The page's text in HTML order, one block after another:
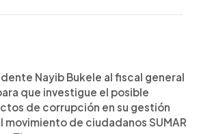
artículoNayib Bukele al fiscal general
que investigue el posible
de corrupción en su gestión
movimiento de ciudadanos SUMAR